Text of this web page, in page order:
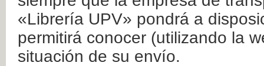
«Librería UPV» pondrá a
permitirá conocer (utilizando la
situación de su envío.